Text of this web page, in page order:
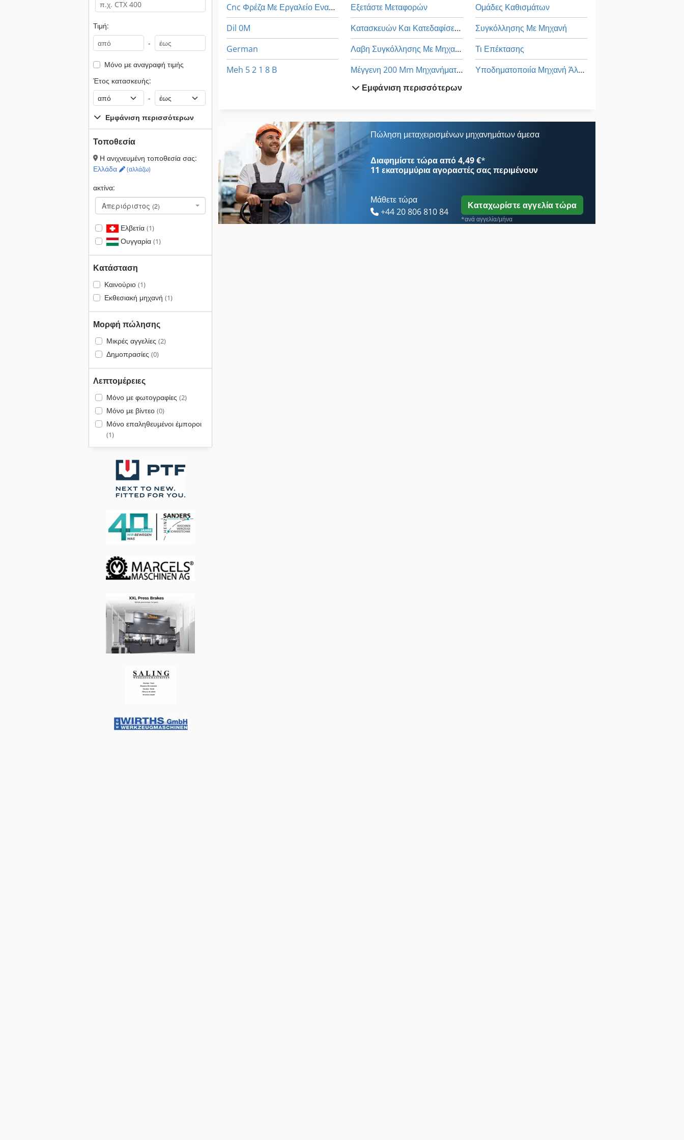
Τιμή:
-
Μόνο με αναγραφή τιμής
Έτος κατασκευής:
-
Εμφάνιση περισσότερων
Τοποθεσία
Η ανιχνευμένη τοποθεσία σας:
Ελλάδα
(αλλάζω)
ακτίνα:
Απεριόριστος (2)
Ελβετία (1)
Ουγγαρία (1)
Κατάσταση
Καινούριο (1)
Εκθεσιακή μηχανή (1)
Μορφή πώλησης
Μικρές αγγελίες (2)
Δημοπρασίες (0)
Λεπτομέρειες
Μόνο με φωτογραφίες (2)
Μόνο με βίντεο (0)
Μόνο επαληθευμένοι έμποροι
(1)
Cnc Φρέζα Με Εργαλείο Εναλλαγής
Dil 0M
German
Meh 5 2 1 8 B
Ένωση Με Εντορμία Μηχάνημα
Αρχίζει Με Στοίβα
Εξετάστε Μεταφορών
Κατασκευών Και Κατεδαφίσεων
Λαβη Συγκόλλησης Με Μηχανή
Μέγγενη 200 Mm Μηχανήματος
Με Μοχλό
Μηχανή Περιστροφικών Μεταφοράς
Οδηγηση
Ομάδες Καθισμάτων
Συγκόλλησης Με Μηχανή
Τι Επέκτασης
Υποδηματοποιία Μηχανή Άλεσης Και Μηχανή Λείανσης
Εμφάνιση περισσότερων
Πώληση μεταχειρισμένων μηχανημάτων άμεσα
Διαφημίστε τώρα από 4,49 €*
11 εκατομμύρια αγοραστέςσας περιμένουν
Μάθετε τώρα
+44 20 806 810 84
Καταχωρίστε αγγελία τώρα
*ανά αγγελία/μήνα